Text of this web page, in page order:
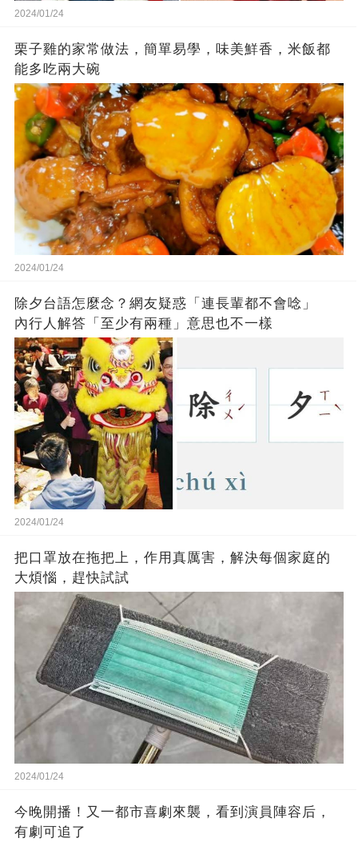
2024/01/24
栗子雞的家常做法，簡單易學，味美鮮香，米飯都
能多吃兩大碗
2024/01/24
除夕台語怎麼念？網友疑惑「連長輩都不會唸」
內行人解答「至少有兩種」意思也不一樣
2024/01/24
把口罩放在拖把上，作用真厲害，解決每個家庭的
大煩惱，趕快試試
2024/01/24
今晚開播！又一都市喜劇來襲，看到演員陣容后，
有劇可追了